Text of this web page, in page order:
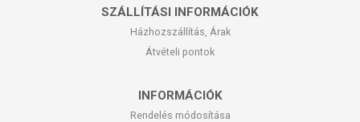
SZÁLLÍTÁSI INFORMÁCIÓK
Házhozszállítás, Árak
Átvételi pontok
INFORMÁCIÓK
Rendelés módosítása